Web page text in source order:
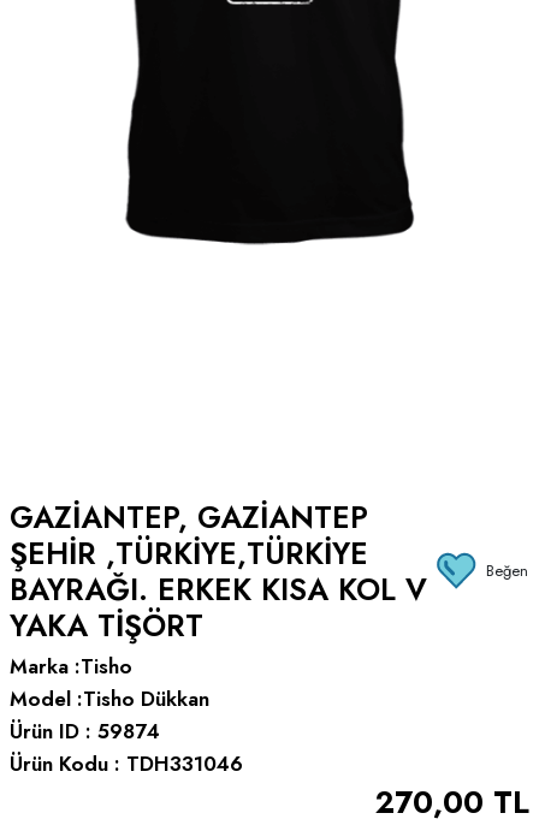
GAZIANTEP, GAZIANTEP
ŞEHIR ,TÜRKIYE,TÜRKIYE
BAYRAĞI. ERKEK KISA KOL V
YAKA TIŞÖRT
Beğen
Marka :Tisho
Model :Tisho Dükkan
Ürün ID : 59874
Ürün Kodu : TDH331046
270,00 TL